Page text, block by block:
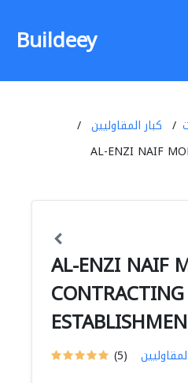
Buildeey
كبار المقاوليين
AL-ENZI NAIF
AL-ENZI NAIF
CONTRACTING
(5)